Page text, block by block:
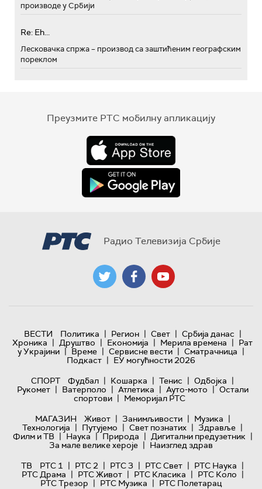
производе у Србији
Re: Eh...
Лесковачка спржа – производ са заштићеним географским
пореклом
Преузмите РТС мобилну апликацију
Радио Телевизија Србије
ВЕСТИ Политика | Регион | Свет | Србија данас |
Хроника | Друштво | Економија | Мерила времена | Рат
у Украјини | Време | Сервисне вести | Сматрачница |
Подкаст | ЕУ могућности 2026
СПОРТ
Фудбал | Кошарка | Тенис | Одбојка |
Рукомет | Ватерполо | Атлетика | Ауто-мото | Остали
спортови | Меморијал РТС
МАГАЗИН
Живот | Занимљивости | Музика |
Технологијa | Путујемо | Свет познатих | Здравље |
Филм и ТВ | Наука | Природа | Дигитални предузетник |
За мале велике хероје | Наизглед здрав
ТВ
РТС 1 | РТС 2 | РТС 3 | РТС Свет | РТС Наука |
РТС Драма | РТС Живот | РТС Класика | РТС Коло |
РТС Трезор | РТС Музика | РТС Полетарац